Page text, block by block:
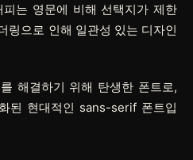
는 영문에 비해 선택지가 제한
링으로 인해 일관성 있는 디자인
해결하기 위해 탄생한 폰트로,
된 현대적인 sans-serif 폰트입